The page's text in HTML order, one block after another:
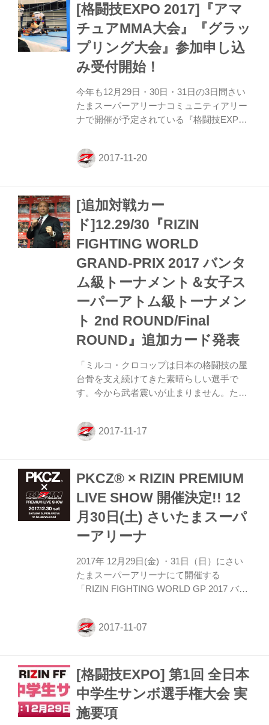
級トーナメント 2nd ROUND／Final
ROUND」の中日にあたる30日(土)に
PKCZ®がRIZINの格闘技会場をそのまま使
用して、新たなライブ・エンタテインメン
ト空間を現出させる。 ※本イベントは音楽
イベントです。格...
[格闘技EXPO 2017]『アマ
チュアMMA大会』『グラッ
プリング大会』参加申し込
み受付開始！
今年も12月29日・30日・31日の3日間さい
たまスーパーアリーナコミュニティアリー
ナで開催が予定されている『格闘技EXPO
会』と『グラップリング大会』の参加申し
込み受付が開始された。 我こそはという方
RIZIN FF オープングラップリングトーナメ
ント2017 参加申し込み またあわせて、
『RIZIN FF 柔術 オープントーナメント
2017』の開催も決定した。 こちらも現在参
加申し込み受付中。概要等は以下のリンク
より確認してほしい。 》RIZIN FF...
[追加対戦カー
ド]12.29/30『RIZIN
FIGHTING WORLD
GRAND-PRIX 2017 バンタ
ム級トーナメント＆女子ス
ーパーアトム級トーナメン
ト 2nd ROUND/Final
ROUND』追加カード発表
「ミルコ・クロコップは日本の格闘技の屋
台骨を支え続けてきた素晴らしい選手で
す。今から武者震いが止まりません。ただ
き潰しに行きます」（髙阪） 11月17日
（金）、RIZIN事務所にて年末に開催され
スーパーアトム級トーナメント 2nd
ROUND/Final ROUND』（さいたまスーパ
ーアリーナ）の記者会見が行なわれた。会
見には榊原信行大会実行委員長、髙田延彦
RIZIN統括本部長、髙阪剛が出席。追加カ
ードが発表された。 髙田統括本部長から対
戦カード...
PKCZ® × RIZIN PREMIUM
LIVE SHOW 開催決定!! 12
月30日(土) さいたまスーパ
ーアリーナ
2017年 12月29日(金) ・31日（日）にさい
たまスーパーアリーナにて開催する
「RIZIN FIGHTING WORLD GP 2017 バン
ROUND」の中日にあたる12月30日（土）
に「PKCZ®×RIZIN PREMIUM LIVE
PKCZ®が新たなLIVEエンターテインメン
ト空間を現出させます。 【概要】 ◇日
時：2017年12月30日（土） ◇場所：さい
たまスーパーアリーナ ＊その他出演アーテ
[格闘技EXPO] 第1回 全日本
中学生サンボ選手権大会 実
施要項